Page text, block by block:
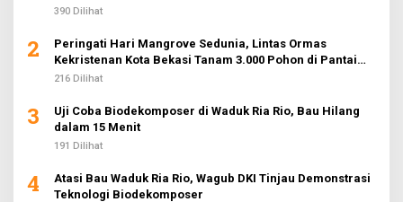
390 Dilihat
2
Peringati Hari Mangrove Sedunia, Lintas Ormas
Kekristenan Kota Bekasi Tanam 3.000 Pohon di Pantai
Sederhana
216 Dilihat
3
Uji Coba Biodekomposer di Waduk Ria Rio, Bau Hilang
dalam 15 Menit
191 Dilihat
4
Atasi Bau Waduk Ria Rio, Wagub DKI Tinjau Demonstrasi
Teknologi Biodekomposer